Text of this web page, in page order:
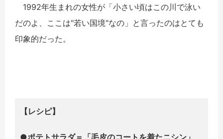
1992年生まれの女性が「小さい頃はこの川で泳い
だのよ、ここは"若い国境"なの」と言ったのはとても
印象的だった。
【レシピ】
●ポテトサラダ＝「毛皮のコートを着たニシン」